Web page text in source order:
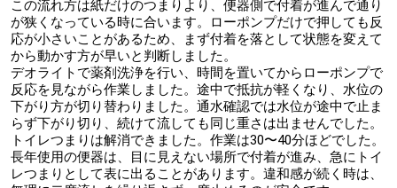
この流れ方は紙だけのつまりより、便器側で付着が進んで通り
が狭くなっている時に合います。ローポンプだけで押しても反
応が小さいことがあるため、まず付着を落として状態を変えて
から動かす方が早いと判断しました。
デオライトで薬剤洗浄を行い、時間を置いてからローポンプで
反応を見ながら作業しました。途中で抵抗が軽くなり、水位の
下がり方が切り替わりました。通水確認では水位が途中で止ま
らず下がり切り、続けて流しても同じ重さは出ませんでした。
トイレつまりは解消できました。作業は30〜40分ほどでした。
長年使用の便器は、目に見えない場所で付着が進み、急にトイ
レつまりとして表に出ることがあります。違和感が続く時は、